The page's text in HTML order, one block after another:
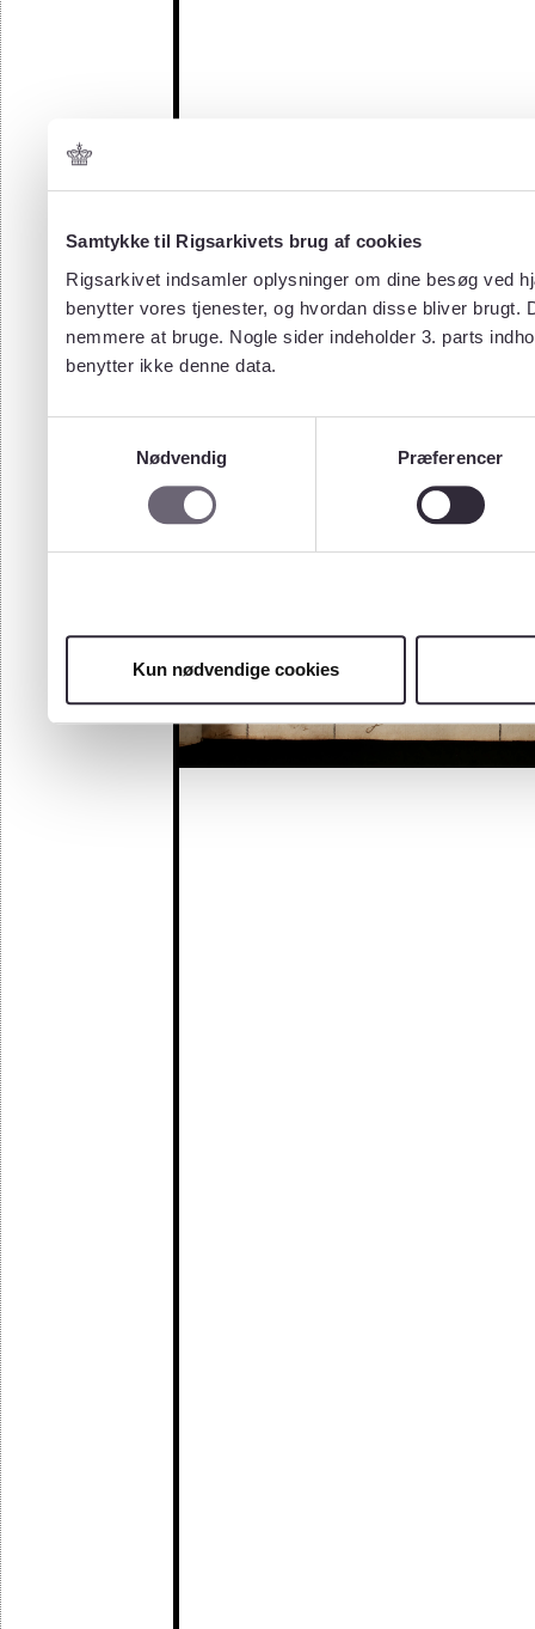
Samtykke til Rigsarkivets brug af cookies
Rigsarkivet indsamler oplysninger om dine besøg ved
benytter vores tjenester, og hvordan disse bliver
nemmere at bruge. Nogle sider indeholder 3. parts
benytter ikke denne data.
Nødvendig
Præferencer
Kun nødvendige cookies